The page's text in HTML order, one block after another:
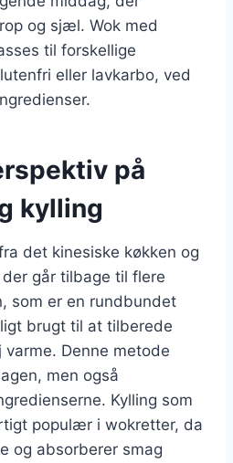
og sjæl. Wok med
til forskellige
eller lavkarbo, ved
på
kylling
det kinesiske køkken og
går tilbage til flere
som er en rundbundet
brugt til at tilberede
Denne metode
men også
Kylling som
populær i wokretter, da
og absorberer smag